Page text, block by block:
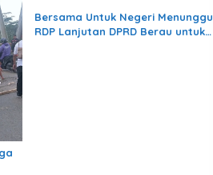
Bersama Untuk Negeri Menunggu
RDP Lanjutan DPRD Berau untuk